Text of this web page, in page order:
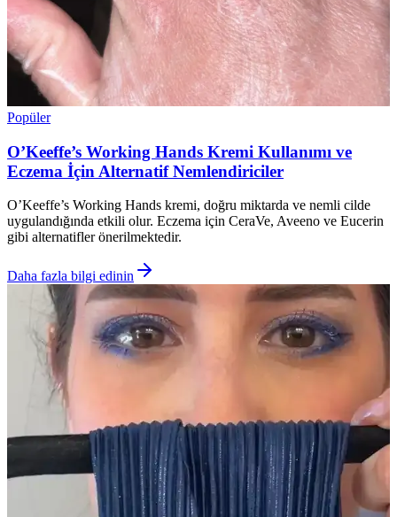
Popüler
O’Keeffe’s Working Hands Kremi Kullanımı ve
Eczema İçin Alternatif Nemlendiriciler
O’Keeffe’s Working Hands kremi, doğru miktarda ve nemli cilde
uygulandığında etkili olur. Eczema için CeraVe, Aveeno ve Eucerin
gibi alternatifler önerilmektedir.
Daha fazla bilgi edinin